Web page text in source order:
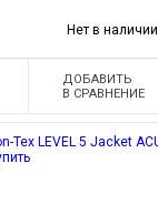
Нет в наличии
ДОБАВИТЬ
В СРАВНЕНИЕ